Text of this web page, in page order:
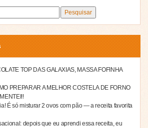
TOP DAS GALAXIAS, MASSA FOFINHA
PREPARAR A MELHOR COSTELA DE FORNO
É só misturar 2 ovos com pão — a receita favorita
depois que eu aprendi essa receita, eu